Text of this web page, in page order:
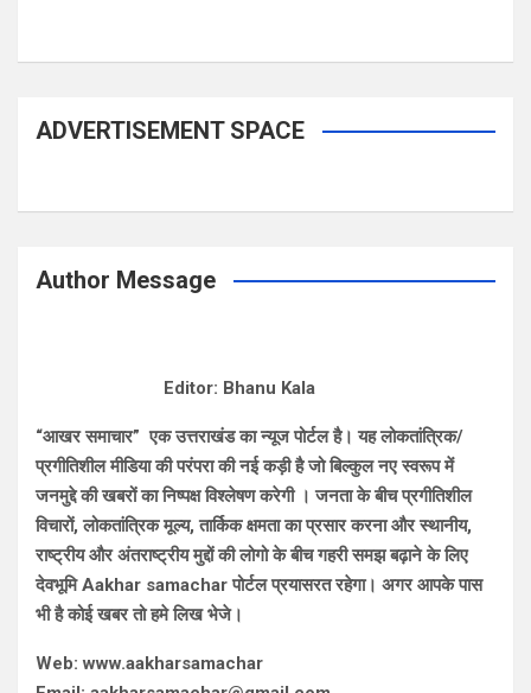
ADVERTISEMENT SPACE
Author Message
Editor: Bhanu Kala
“आखर समाचार” एक उत्तराखंड का न्यूज पोर्टल है। यह लोकतांत्रिक/
प्रगीतिशील मीडिया की परंपरा की नई कड़ी है जो बिल्कुल नए स्वरूप में
जनमुद्दे की खबरों का निष्पक्ष विश्लेषण करेगी । जनता के बीच प्रगीतिशील
विचारों, लोकतांत्रिक मूल्य, तार्किक क्षमता का प्रसार करना और स्थानीय,
राष्ट्रीय और अंतराष्ट्रीय मुद्दों की लोगो के बीच गहरी समझ बढ़ाने के लिए
देवभूमि Aakhar samachar पोर्टल प्रयासरत रहेगा। अगर आपके पास
भी है कोई खबर तो हमे लिख भेजे।
Web: www.aakharsamachar